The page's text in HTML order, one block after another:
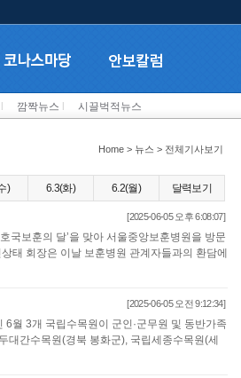
깜짝뉴스 시끌벅적뉴스
Home > 뉴스 > 전체기사보기
) 6.3(화) 6.2(월) 달력보기
[2025-06-05 오후 6:08:07]
국보훈의 달’을 맞아 서울중앙보훈병원을 방문
태 회장은 이날 보훈병원 관계자들과의 환담에
[2025-06-05 오전 9:12:34]
월 3개 국립수목원이 군인·군무원 및 동반가족
대간수목원(경북 봉화군), 국립세종수목원(세